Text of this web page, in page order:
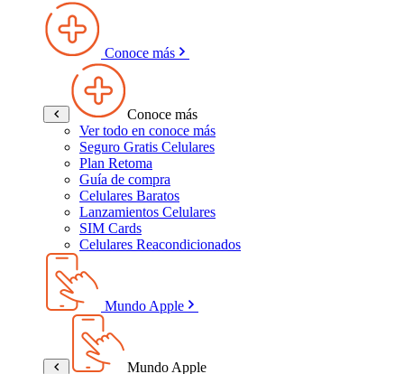
Conoce más
Conoce más
Ver todo en conoce más
Seguro Gratis Celulares
Plan Retoma
Guía de compra
Celulares Baratos
Lanzamientos Celulares
SIM Cards
Celulares Reacondicionados
Mundo Apple
Mundo Apple